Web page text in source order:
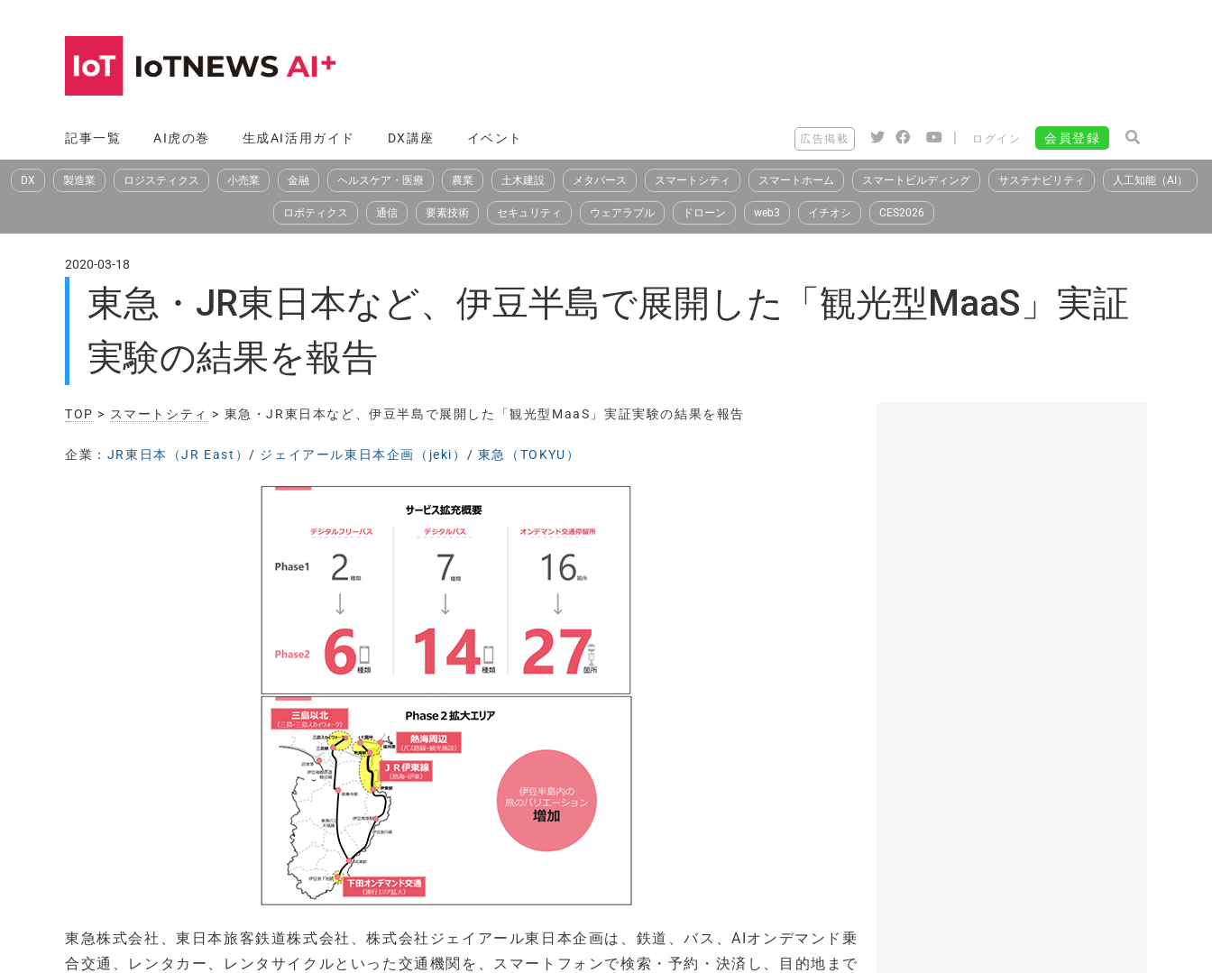
へ
ス
記事一覧 AI虎の巻 生成AI活用ガイド DX講座 イベント 広告掲載 | ログイン 会員登録
DX 製造業 ロジスティクス 小売業 金融 ヘルスケア・医療 農業 土木建設 メタバース スマートシティ スマートホーム スマートビルディング サステナビリティ 人工知能（AI）
ロボティクス 通信 要素技術 セキュリティ ウェアラブル ドローン web3 イチオシ CES2026
2020-03-18
東急・JR東日本など、伊豆半島で展開した「観光型MaaS」実証
実験の結果を報告
TOP > スマートシティ > 東急・JR東日本など、伊豆半島で展開した「観光型MaaS」実証実験の結果を報告
企業： JR東日本（JR East） / ジェイアール東日本企画（jeki） / 東急（TOKYU）
東急株式会社、東日本旅客鉄道株式会社、株式会社ジェイアール東日本企画は、鉄道、バス、AIオンデマンド乗
合交通、レンタカー、レンタサイクルといった交通機関を、スマートフォンで検索・予約・決済し、目的地まで